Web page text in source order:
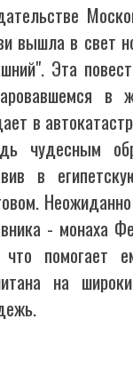
вышла в свет
Эта
в
чудесным
в
- монаха
что помогает
на